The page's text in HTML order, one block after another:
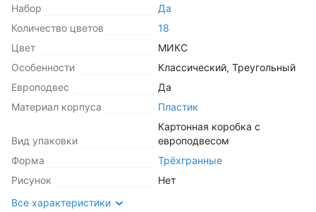
Набор
Да
Количество цветов
18
Цвет
МИКС
Особенности
Классический, Треугольный
Европодвес
Да
Материал корпуса
Пластик
Вид упаковки
Картонная коробка с
европодвесом
Форма
Трёхгранные
Рисунок
Нет
Все характеристики